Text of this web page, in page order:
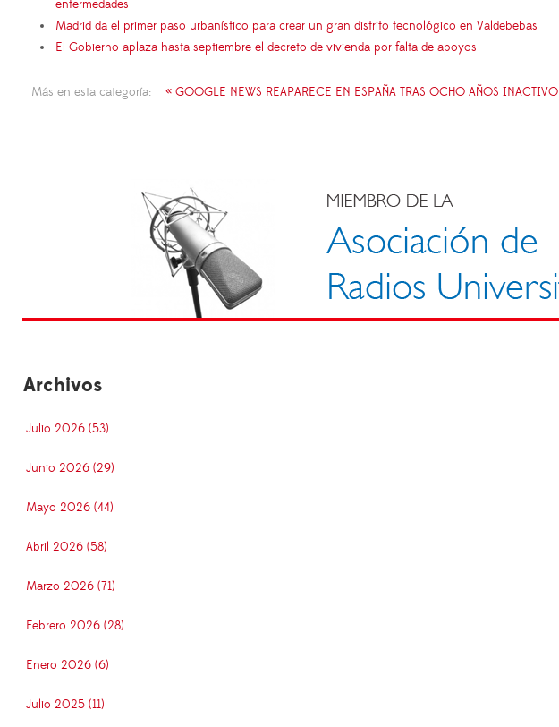
enfermedades
Madrid da el primer paso urbanístico para crear un gran distrito tecnológico en Valdebebas
El Gobierno aplaza hasta septiembre el decreto de vivienda por falta de apoyos
Más en esta categoría: « GOOGLE NEWS REAPARECE EN ESPAÑA TRAS OCHO AÑOS INACTIVO
Archivos
Julio 2026 (53)
Junio 2026 (29)
Mayo 2026 (44)
Abril 2026 (58)
Marzo 2026 (71)
Febrero 2026 (28)
Enero 2026 (6)
Julio 2025 (11)